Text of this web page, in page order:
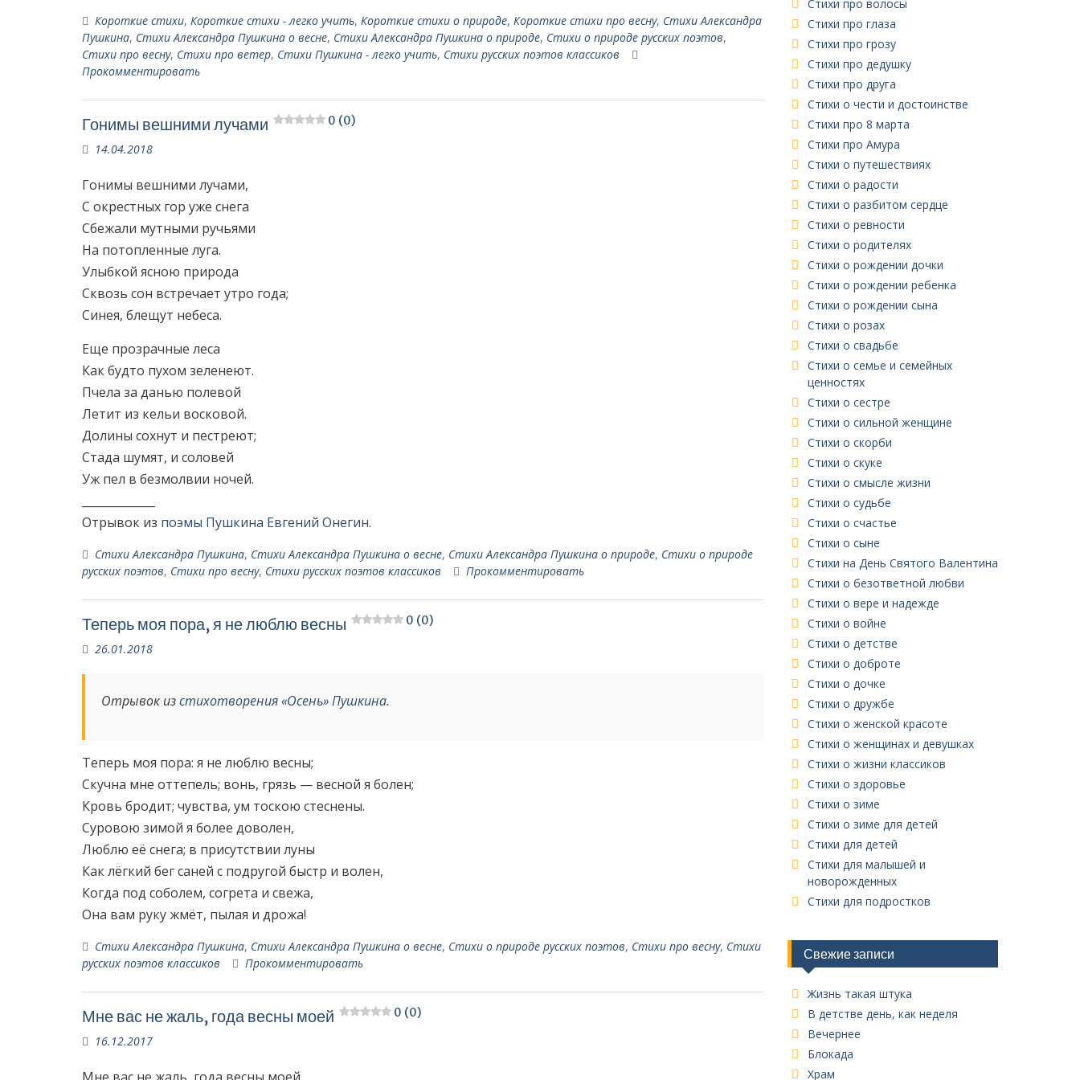
Короткие стихи, Короткие стихи - легко учить, Короткие стихи о природе, Короткие стихи про весну, Стихи Александра
Пушкина, Стихи Александра Пушкина о весне, Стихи Александра Пушкина о природе, Стихи о природе русских поэтов,
Стихи про весну, Стихи про ветер, Стихи Пушкина - легко учить, Стихи русских поэтов классиков
Прокомментировать
Гонимы вешними лучами 0 (0)
14.04.2018
Гонимы вешними лучами,
С окрестных гор уже снега
Сбежали мутными ручьями
На потопленные луга.
Улыбкой ясною природа
Сквозь сон встречает утро года;
Синея, блещут небеса.
Еще прозрачные леса
Как будто пухом зеленеют.
Пчела за данью полевой
Летит из кельи восковой.
Долины сохнут и пестреют;
Стада шумят, и соловей
Уж пел в безмолвии ночей.
Отрывок из поэмы Пушкина Евгений Онегин.
Стихи Александра Пушкина, Стихи Александра Пушкина о весне, Стихи Александра Пушкина о природе, Стихи о природе
русских поэтов, Стихи про весну, Стихи русских поэтов классиков Прокомментировать
Теперь моя пора, я не люблю весны 0 (0)
26.01.2018
Отрывок изстихотворения «Осень» Пушкина.
Теперь моя пора: я не люблю весны;
Скучна мне оттепель; вонь, грязь — весной я болен;
Кровь бродит; чувства, ум тоскою стеснены.
Суровою зимой я более доволен,
Люблю её снега; в присутствии луны
Как лёгкий бег саней с подругой быстр и волен,
Когда под соболем, согрета и свежа,
Она вам руку жмёт, пылая и дрожа!
Стихи Александра Пушкина, Стихи Александра Пушкина о весне, Стихи о природе русских поэтов, Стихи про весну, Стихи
русских поэтов классиков
Прокомментировать
Мне вас не жаль, года весны моей 0 (0)
16.12.2017
Стихи про волосы
Стихи про глаза
Стихи про грозу
Стихи про дедушку
Стихи про друга
Стихи о чести и достоинстве
Стихи про 8 марта
Стихи про Амура
Стихи о путешествиях
Стихи о радости
Стихи о разбитом сердце
Стихи о ревности
Стихи о родителях
Стихи о рождении дочки
Стихи о рождении ребенка
Стихи о рождении сына
Стихи о розах
Стихи о свадьбе
Стихи о семье и семейных
ценностях
Стихи о сестре
Стихи о сильной женщине
Стихи о скорби
Стихи о скуке
Стихи о смысле жизни
Стихи о судьбе
Стихи о счастье
Стихи о сыне
Стихи на День Святого Валентина
Стихи о безответной любви
Стихи о вере и надежде
Стихи о войне
Стихи о детстве
Стихи о доброте
Стихи о дочке
Стихи о дружбе
Стихи о женской красоте
Стихи о женщинах и девушках
Стихи о жизни классиков
Стихи о здоровье
Стихи о зиме
Стихи о зиме для детей
Стихи для детей
Стихи для малышей и
новорожденных
Стихи для подростков
Свежие записи
Жизнь такая штука
В детстве день, как неделя
Вечернее
Блокада
Храм